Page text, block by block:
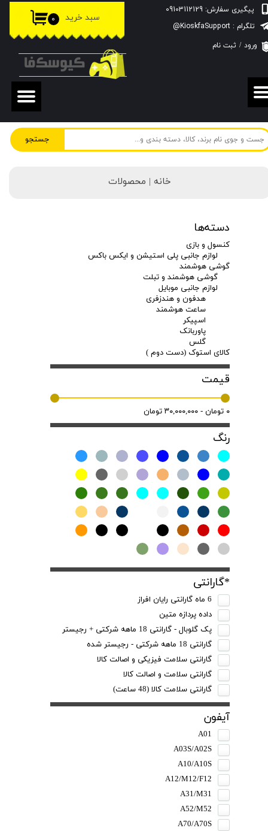
جستجو
پیگیری سفارش: 09103112129
۰ سبد خرید
ورود / ثبت نام
حساب کاربری من
تغییر گذر واژه
سفارشات
خروج از حساب کاربری
تلگرام : KioskfaSupport@
خانه | محصولات
دسته‌ها
کنسول و بازی
لوازم جانبی پلی استیشن و ایکس باکس
گوشی هوشمند
گوشی هوشمند و تبلت
لوازم جانبی موبایل
هدفون و هندزفری
ساعت هوشمند
اسپیکر
پاوربانک
گلس
کالای استوک (دست دوم )
قیمت
۰ تومان - ۳۰,۰۰۰,۰۰۰ تومان
رنگ
*گارانتی
6 ماه گارانتی رایان افراز
داده پردازه متین
پک گلوبال - گارانتی 18 ماهه شرکتی + رجیستر
گارانتی 18 ماهه شرکتی - رجیستر شده
گارانتی سلامت فیزیکی و اصالت کالا
گارانتی سلامت و اصالت کالا
گارانتی سلامت کالا (48 ساعت)
آیفون
A01
A03S/A02S
A10/A10S
A12/M12/F12
A31/M31
A52/M52
A70/A70S